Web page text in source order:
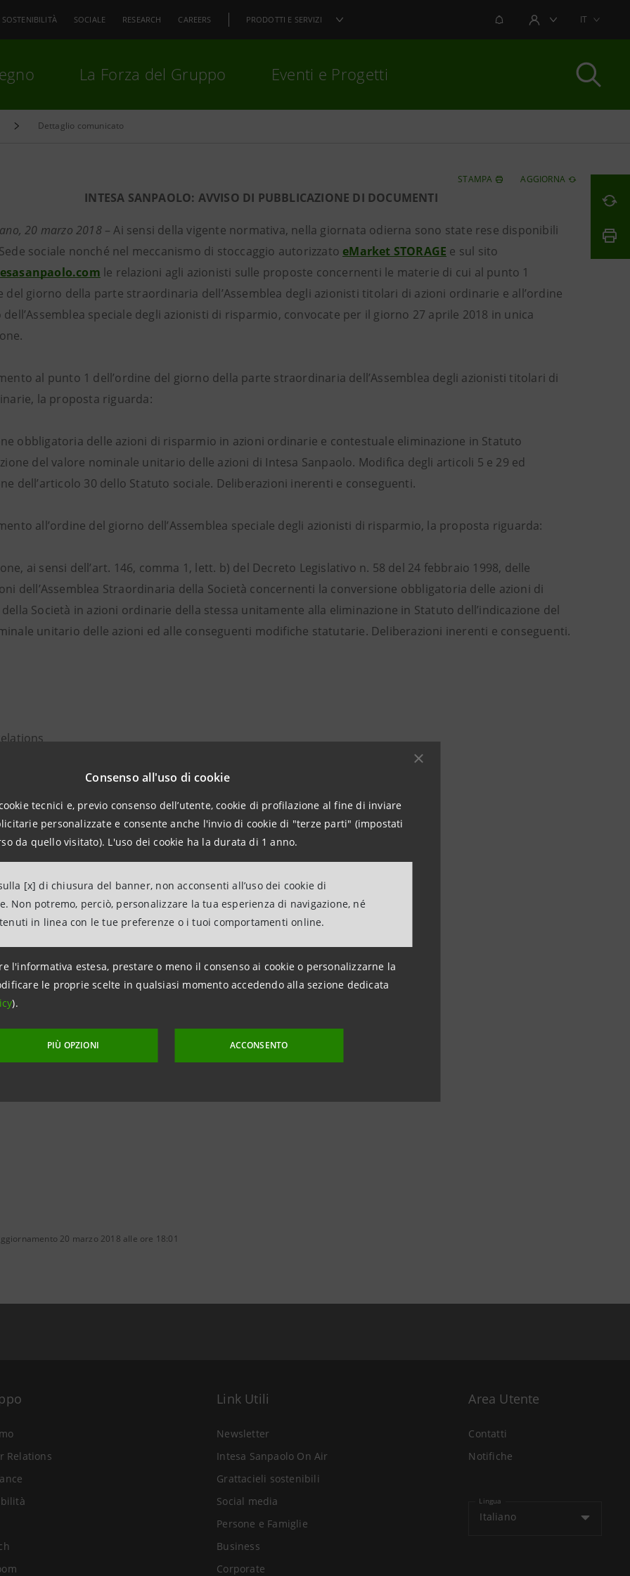
Consenso all'uso di cookie
tecnici e, previo consenso dell’utente, cookie di profilazione al fine di inviare
personalizzate e consente anche l'invio di cookie di "terze parti" (impostati
da quello visitato). L'uso dei cookie ha la durata di 1 anno.
[x] di chiusura del banner, non acconsenti all’uso dei cookie di
Non potremo, perciò, personalizzare la tua esperienza di navigazione, né
in linea con le tue preferenze o i tuoi comportamenti online.
l'informativa estesa, prestare o meno il consenso ai cookie o personalizzarne la
le proprie scelte in qualsiasi momento accedendo alla sezione dedicata
).
PIÙ OPZIONI ACCONSENTO
SOSTENIBILITÀ SOCIALE RESEARCH CAREERS PRODOTTI E SERVIZI NOTIFICHEAREA UTENTEIT
La Forza del Gruppo Eventi e Progetti
Dettaglio comunicato
STAMPA AGGIORNA
INTESA SANPAOLO: AVVISO DI PUBBLICAZIONE DI DOCUMENTI
20 marzo 2018 – Ai sensi della vigente normativa, nella giornata odierna sono state rese disponibili
sociale nonché nel meccanismo di stoccaggio autorizzato eMarket STORAGE e sul sito
le relazioni agli azionisti sulle proposte concernenti le materie di cui al punto 1
del giorno della parte straordinaria dell’Assemblea degli azionisti titolari di azioni ordinarie e all’ordine
speciale degli azionisti di risparmio, convocate per il giorno 27 aprile 2018 in unica
al punto 1 dell’ordine del giorno della parte straordinaria dell’Assemblea degli azionisti titolari di
la proposta riguarda:
obbligatoria delle azioni di risparmio in azioni ordinarie e contestuale eliminazione in Statuto
del valore nominale unitario delle azioni di Intesa Sanpaolo. Modifica degli articoli 5 e 29 ed
dell’articolo 30 dello Statuto sociale. Deliberazioni inerenti e conseguenti.
all’ordine del giorno dell’Assemblea speciale degli azionisti di risparmio, la proposta riguarda:
ai sensi dell’art. 146, comma 1, lett. b) del Decreto Legislativo n. 58 del 24 febbraio 1998, delle
dell’Assemblea Straordinaria della Società concernenti la conversione obbligatoria delle azioni di
Società in azioni ordinarie della stessa unitamente alla eliminazione in Statuto dell’indicazione del
unitario delle azioni ed alle conseguenti modifiche statutarie. Deliberazioni inerenti e conseguenti.
20 marzo 2018 alle ore 18:01
Relations
Link Utili
Newsletter
Intesa Sanpaolo On Air
Grattacieli sostenibili
Social media
Persone e Famiglie
Business
Corporate
Area Utente
Contatti
Notifiche
Lingua
Italiano